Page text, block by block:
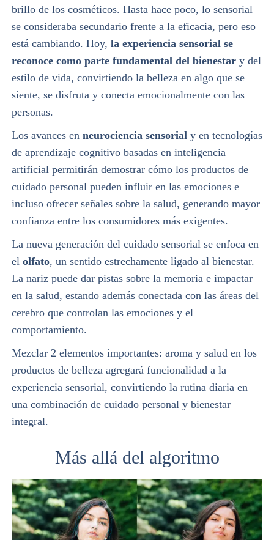
brillo de los cosméticos. Hasta hace poco, lo sensorial
se consideraba secundario frente a la eficacia, pero eso
está cambiando. Hoy, la experiencia sensorial se
reconoce como parte fundamental del bienestary del
estilo de vida, convirtiendo la belleza en algo que se
siente, se disfruta y conecta emocionalmente con las
personas.
Los avances en neurociencia sensorial y en tecnologías
de aprendizaje cognitivo basadas en inteligencia
artificial permitirán demostrar cómo los productos de
cuidado personal pueden influir en las emociones e
incluso ofrecer señales sobre la salud, generando mayor
confianza entre los consumidores más exigentes.
La nueva generación del cuidado sensorial se enfoca en
el olfato, un sentido estrechamente ligado al bienestar.
La nariz puede dar pistas sobre la memoria e impactar
en la salud, estando además conectada con las áreas del
cerebro que controlan las emociones y el
comportamiento.
Mezclar 2 elementos importantes: aroma y salud en los
productos de belleza agregará funcionalidad a la
experiencia sensorial, convirtiendo la rutina diaria en
una combinación de cuidado personal y bienestar
integral.
Más allá del algoritmo